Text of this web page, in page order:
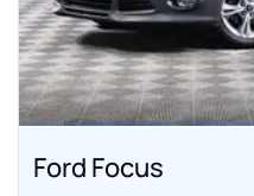
Ford Focus